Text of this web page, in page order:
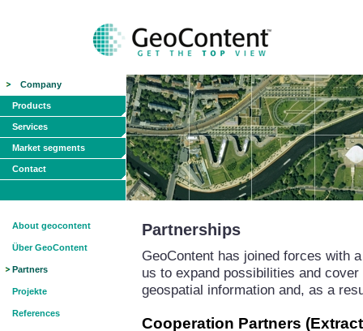
Company
Products
Services
Market segments
Contact
About geocontent
Über GeoContent
Partners
Projekte
References
Partnerships
GeoContent has joined forces with
us to expand possibilities and
geospatial information and, as a
Cooperation Partners